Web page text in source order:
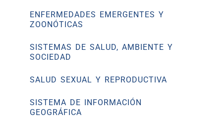
ENFERMEDADES EMERGENTES Y
ZOONÓTICAS
SISTEMAS DE SALUD, AMBIENTE Y
SOCIEDAD
SALUD SEXUAL Y REPRODUCTIVA
SISTEMA DE INFORMACIÓN
GEOGRÁFICA